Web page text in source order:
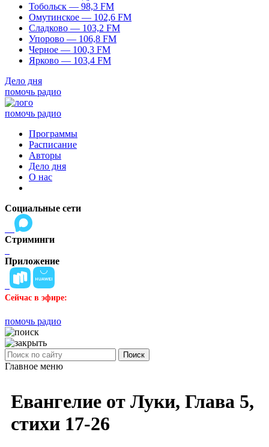
Тобольск — 98,3 FM
Омутинское — 102,6 FM
Сладково — 103,2 FM
Упорово — 106,8 FM
Черное — 100,3 FM
Ярково — 103,4 FM
Дело дня
помочь радио
помочь радио
Программы
Расписание
Авторы
Дело дня
О нас
Социальные сети
Стриминги
Приложение
Сейчас в эфире:
помочь радио
Поиск
Главное меню
Евангелие от Луки, Глава 5,
стихи 17-26